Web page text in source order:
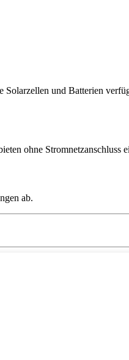
Solarzellen und Batterien
ohne Stromnetzanschluss
ab.